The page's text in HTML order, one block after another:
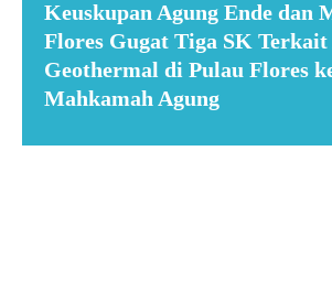
Keuskupan Agung Ende dan
Flores Gugat Tiga SK
Geothermal di Pulau Flores
Mahkamah Agung